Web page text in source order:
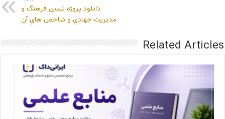
دانلود پروژه تبيين فرهنگ و
مديريت جهادي و شاخص هاي آن
Related Articles